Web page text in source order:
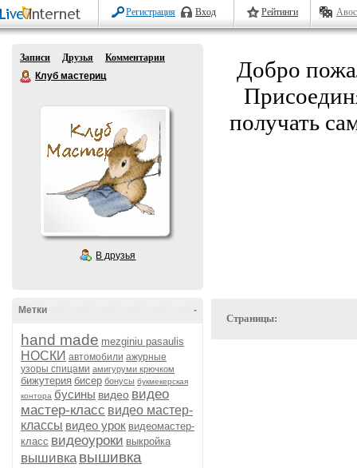
Регистрация Вход Рейтинги
Записи Друзья
Комментарии
Клуб мастериц
В друзья
-
Метки
hand made mezginiu pasaulis
НОСКИ автомобили ажурные
узоры спицами амигуруми крючком
бижутерия бисер бонусы букмекерская
контора бусины видео видео
мастер-класс видео мастер-
классы видео урок видеомастер-
класс видеоуроки выкройка
вышивка вышивка
Добро
получать
Страницы: